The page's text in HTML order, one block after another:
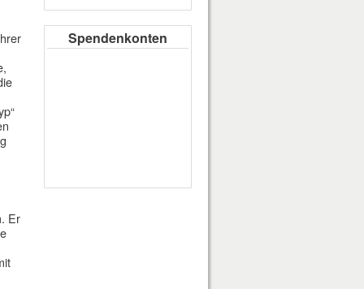
Er
Spendenkonten